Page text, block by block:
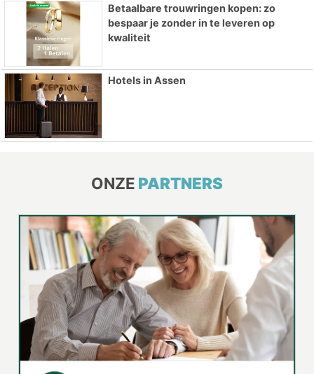
Betaalbare trouwringen kopen: zo
bespaar je zonder in te leveren op
kwaliteit
Hotels in Assen
ONZE PARTNERS